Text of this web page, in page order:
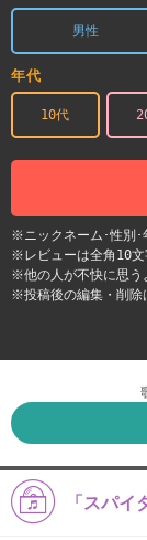
男性
年代
10代
※ニックネーム･性別･
※レビューは全角10文
※他の人が不快に思う
※投稿後の編集・削除
「スパ